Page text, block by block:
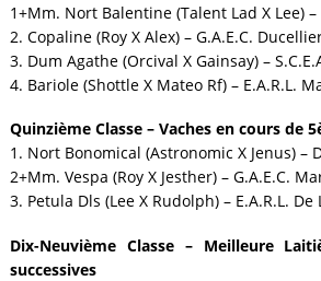
1+Mm. Nort Balentine (Talent Lad X Lee)
2. Copaline (Roy X Alex) – G.A.E.C.
3. Dum Agathe (Orcival X Gainsay) –
4. Bariole (Shottle X Mateo Rf) – E.A.R.L.
Quinzième Classe – Vaches en cours de
1. Nort Bonomical (Astronomic X Jenus) –
2+Mm. Vespa (Roy X Jesther) – G.A.E.C.
3. Petula Dls (Lee X Rudolph) – E.A.R.L. De
Dix-Neuvième Classe – Meilleure
successives